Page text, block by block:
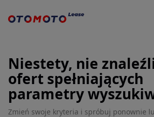
Niestety, nie
ofert spełniających
parametry
Zmień swoje kryteria i spróbuj ponownie